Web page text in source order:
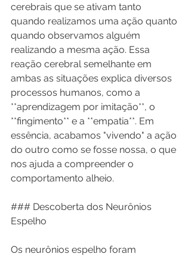
cerebrais que se ativam tanto
quando realizamos uma ação quanto
quando observamos alguém
realizando a mesma ação. Essa
reação cerebral semelhante em
ambas as situações explica diversos
processos humanos, como a
**aprendizagem por imitação**, o
**fingimento** e a **empatia**. Em
essência, acabamos "vivendo" a ação
do outro como se fosse nossa, o que
nos ajuda a compreender o
comportamento alheio.
### Descoberta dos Neurônios
Espelho
Os neurônios espelho foram